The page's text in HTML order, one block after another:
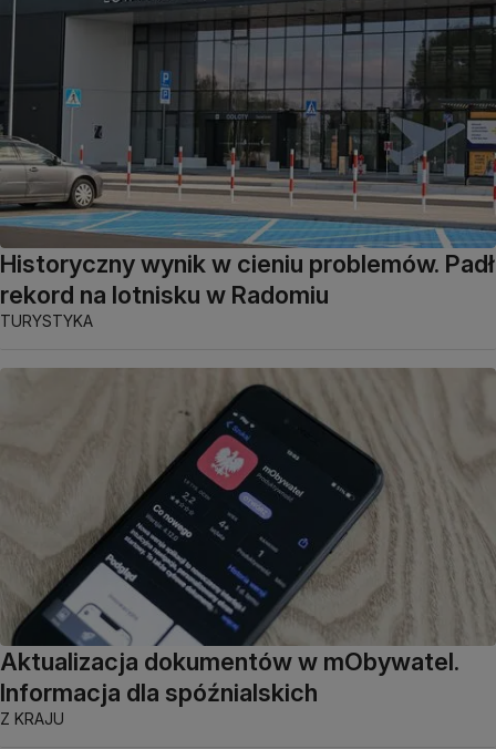
Historyczny wynik w cieniu problemów. Padł
rekord na lotnisku w Radomiu
TURYSTYKA
Aktualizacja dokumentów w mObywatel.
Informacja dla spóźnialskich
Z KRAJU